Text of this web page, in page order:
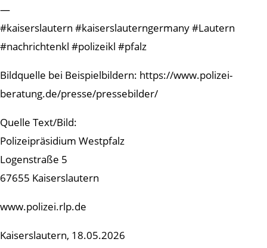
—
#kaiserslautern #kaiserslauterngermany #Lautern
#nachrichtenkl #polizeikl #pfalz
Bildquelle bei Beispielbildern: https://www.polizei-
beratung.de/presse/pressebilder/
Quelle Text/Bild:
Polizeipräsidium Westpfalz
Logenstraße 5
67655 Kaiserslautern
www.polizei.rlp.de
Kaiserslautern, 18.05.2026